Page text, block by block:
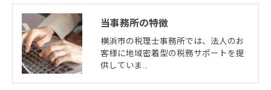
当事務所の特徴
横浜市の税理士事務所では、法人のお
客様に地域密着型の税務サポートを提
供していま…